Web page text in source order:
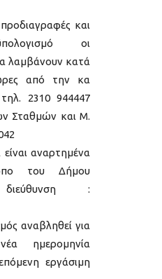
και
οι
λαμβάνουν κατά
από την κα
2310 944447
Σταθμών και Μ.
αναρτημένα
του Δήμου
:
αναβληθεί για
ημερομηνία
εργάσιμη